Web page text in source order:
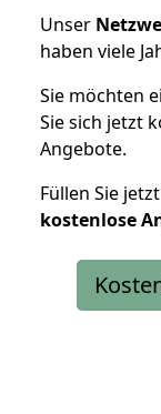
Unser
haben viele
Sie möchten
Sie sich jetzt
Angebote.
Füllen Sie
kostenlose